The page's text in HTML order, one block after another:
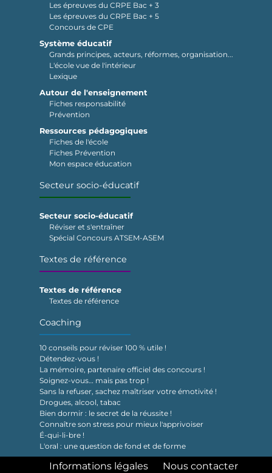
Les épreuves du CRPE Bac + 3
Les épreuves du CRPE Bac + 5
Concours de CPE
Système éducatif
Grands principes, acteurs, réformes, organisation...
L'école vue de l'intérieur
Lexique
Autour de l'enseignement
Fiches responsabilité
Prévention
Ressources pédagogiques
Fiches de l'école
Fiches Prévention
Mon espace éducation
Secteur socio-éducatif
Secteur socio-éducatif
Réviser et s'entraîner
Spécial Concours ATSEM-ASEM
Textes de référence
Textes de référence
Textes de référence
Coaching
10 conseils pour réviser 100 % utile !
Détendez-vous !
La mémoire, partenaire officiel des concours !
Soignez-vous… mais pas trop !
Sans la refuser, sachez maîtriser votre émotivité !
Drogues, alcool, tabac
Bien dormir : le secret de la réussite !
Connaître son stress pour mieux l'apprivoiser
É-qui-li-bre !
L'oral : une question de fond et de forme
Informations légales Nous contacter